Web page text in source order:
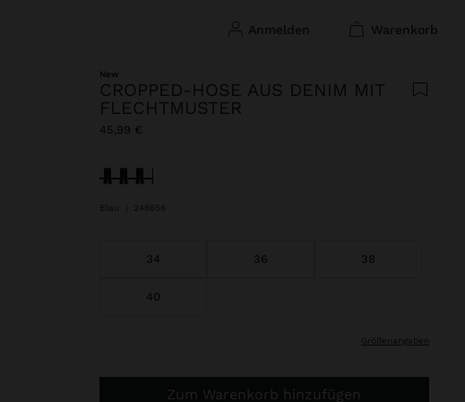
anmelden warenkorb
New
CROPPED-HOSE AUS DENIM MIT
FLECHTMUSTER
45,99 €
ausgewählt
Blau 248656
34 36 38
40
größenangaben
Zum Warenkorb hinzufügen